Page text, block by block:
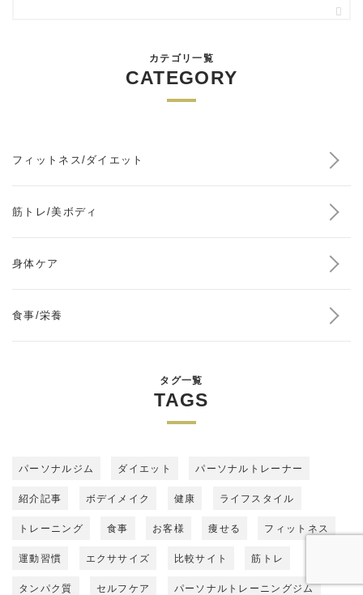
カテゴリ一覧
CATEGORY
フィットネス/ダイエット
筋トレ/美ボディ
身体ケア
食事/栄養
タグ一覧
TAGS
パーソナルジム ダイエット パーソナルトレーナー
紹介記事 ボデイメイク 健康 ライフスタイル
トレーニング 食事 お客様 痩せる フィットネス
運動習慣 エクササイズ 比較サイト 筋トレ
タンパク質 セルフケア パーソナルトレーニングジム